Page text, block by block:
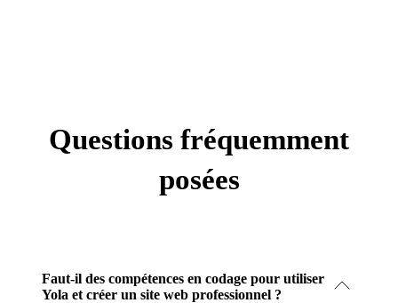
Questions fréquemment
posées
Faut-il des compétences en codage pour utiliser
Yola et créer un site web professionnel ?